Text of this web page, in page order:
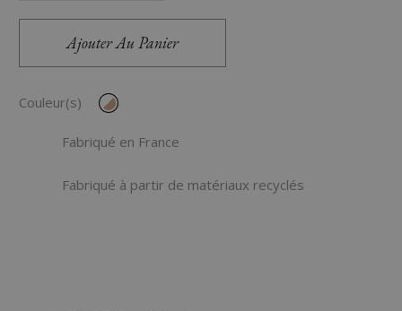
Ajouter Au Panier
Couleur(s)
Fabriqué en France
Fabriqué à partir de matériaux recyclés